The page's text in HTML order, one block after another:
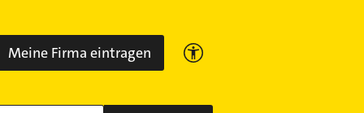
Meine Firma eintragen